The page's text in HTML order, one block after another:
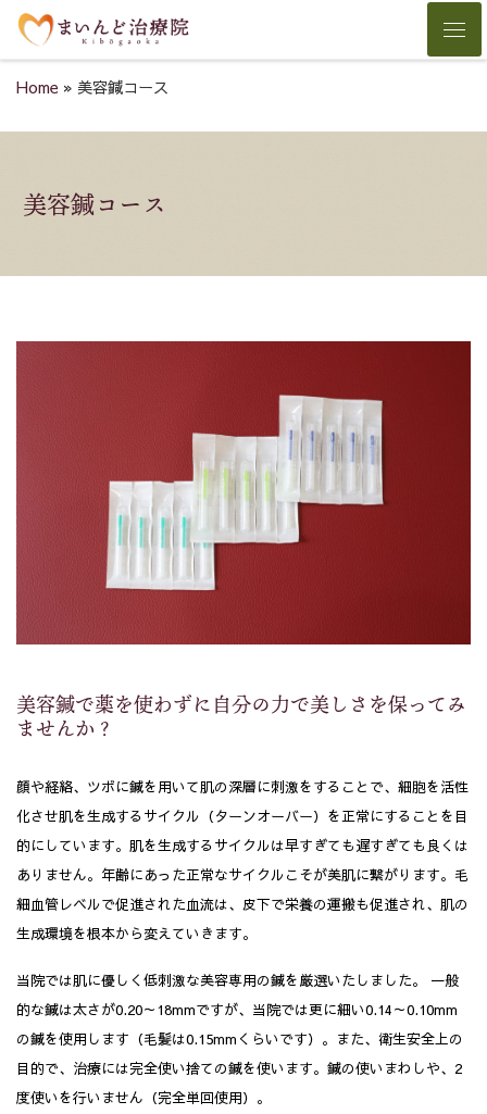
Skip to content
Home » 美容鍼コース
美容鍼コース
美容鍼で薬を使わずに自分の力で美しさを保ってみ
ませんか？
顔や経絡、ツボに鍼を用いて肌の深層に刺激をすることで、細胞を活性
化させ肌を生成するサイクル（ターンオーバー）を正常にすることを目
的にしています。肌を生成するサイクルは早すぎても遅すぎても良くは
ありません。年齢にあった正常なサイクルこそが美肌に繋がります。毛
細血管レベルで促進された血流は、皮下で栄養の運搬も促進され、肌の
生成環境を根本から変えていきます。
当院では肌に優しく低刺激な美容専用の鍼を厳選いたしました。 一般
的な鍼は太さが0.20～18mmですが、当院では更に細い0.14～0.10mm
の鍼を使用します（毛髪は0.15mmくらいです）。また、衛生安全上の
目的で、治療には完全使い捨ての鍼を使います。鍼の使いまわしや、2
度使いを行いません（完全単回使用）。